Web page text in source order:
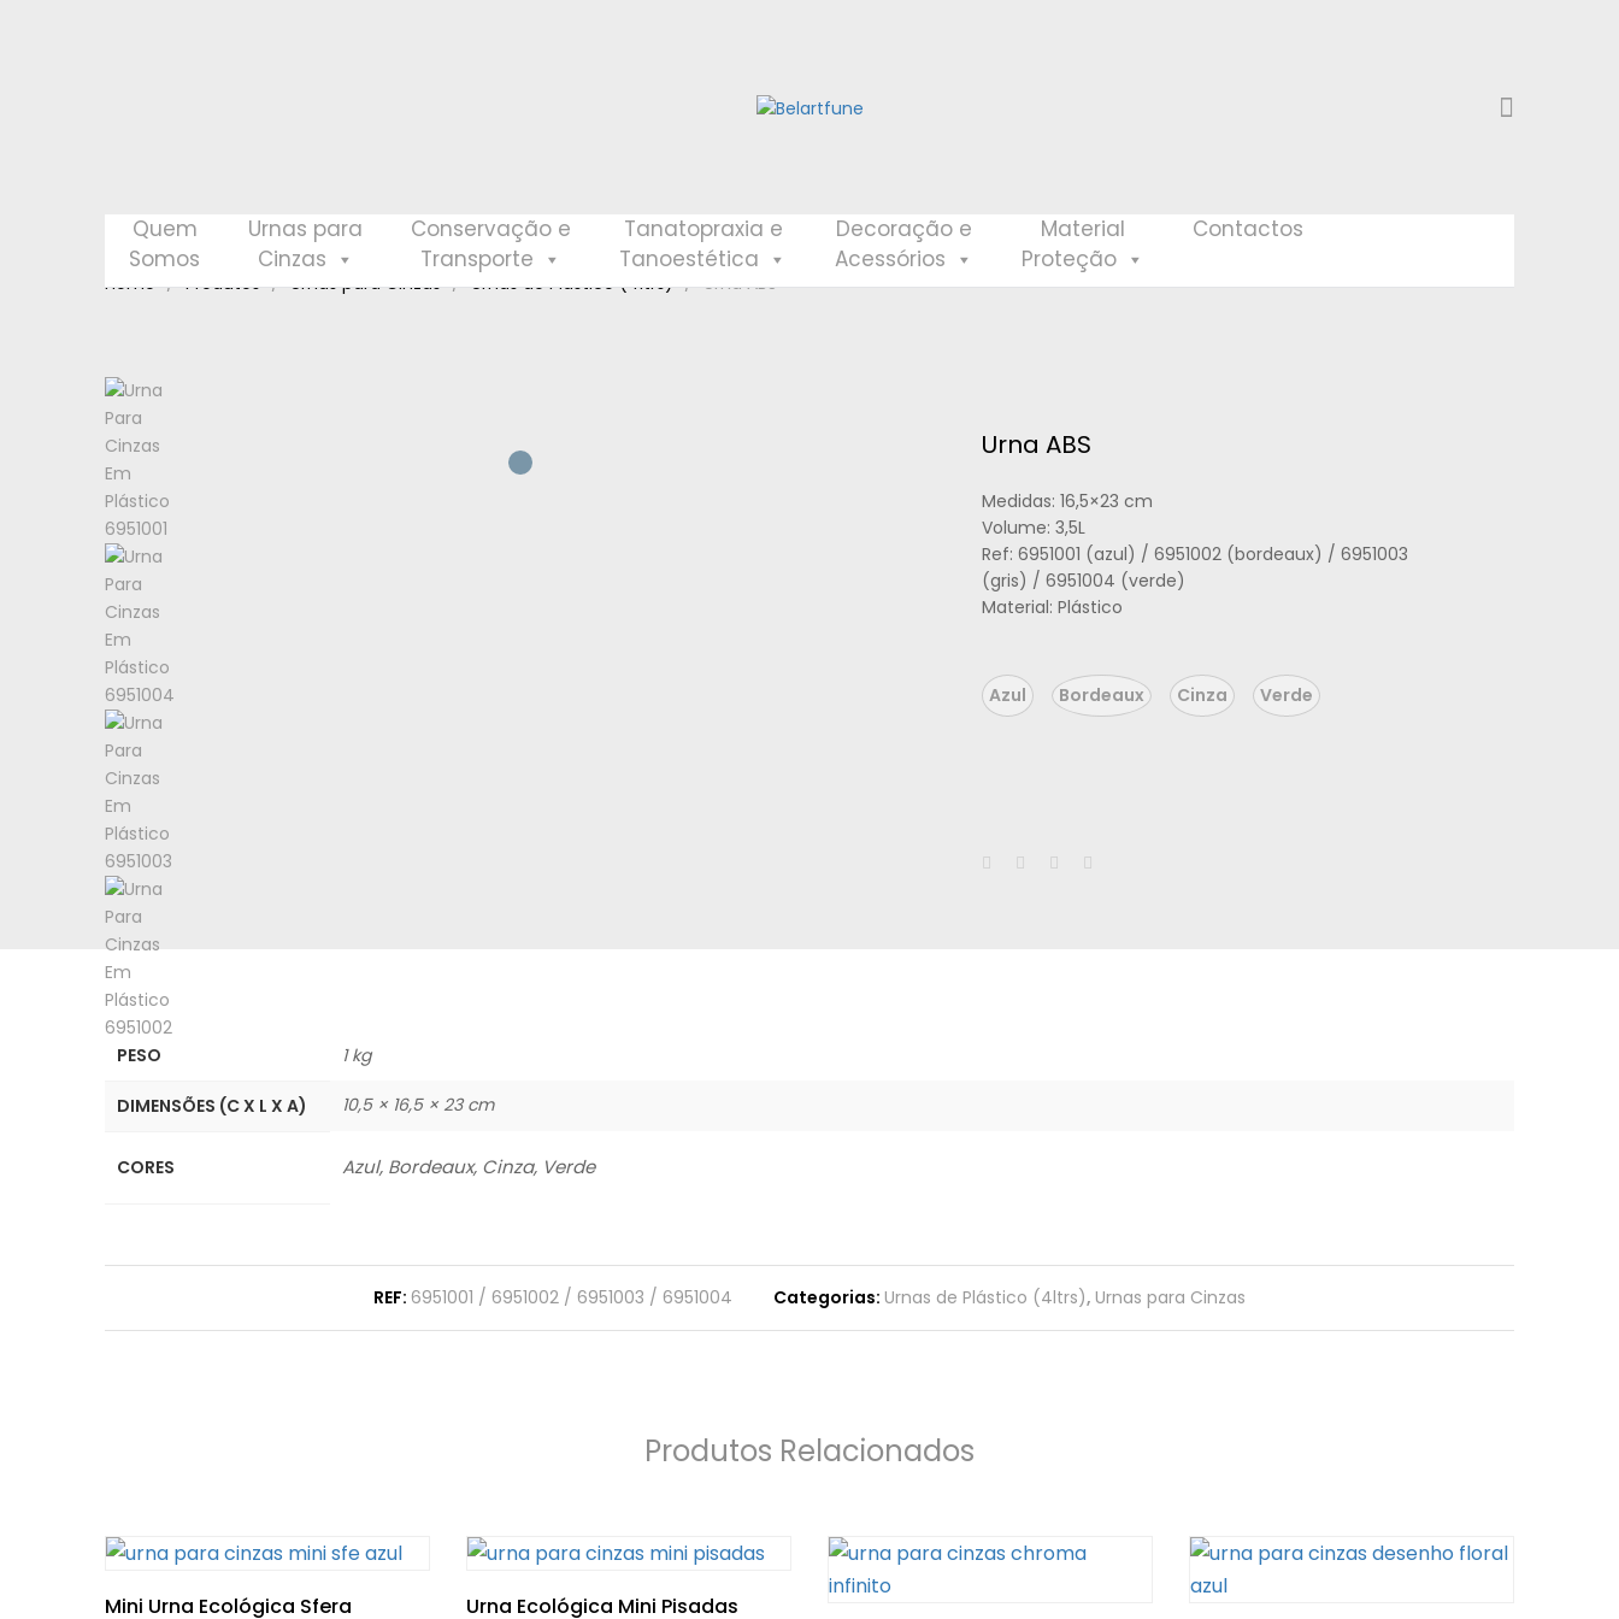
Quem
Somos
Urnas para
Cinzas
Conservação e
Transporte
Tanatopraxia e
Tanoestética
Decoração e
Acessórios
Material
Proteção
Contactos
Home Produtos Urnas para Cinzas Urnas de Plástico (4ltrs) Urna ABS
Urna ABS
Medidas: 16,5×23 cm
Volume: 3,5L
Ref: 6951001 (azul) / 6951002 (bordeaux) / 6951003
(gris) / 6951004 (verde)
Material: Plástico
Azul Bordeaux Cinza Verde
PESO 1 kg
DIMENSÕES (C X L X A) 10,5 × 16,5 × 23 cm
CORES Azul, Bordeaux, Cinza, Verde
REF: 6951001 / 6951002 / 6951003 / 6951004 Categorias: Urnas de Plástico (4ltrs), Urnas para Cinzas
Produtos Relacionados
Mini Urna Ecológica Sfera
Urna Ecológica Mini Pisadas